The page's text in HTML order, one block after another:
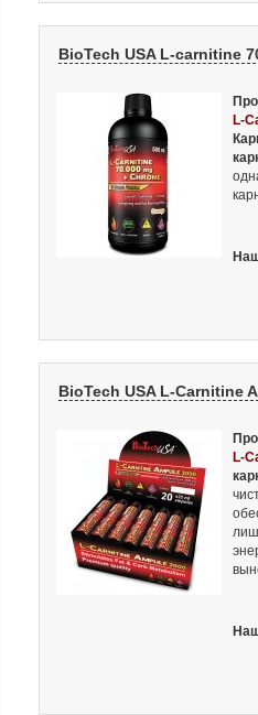
BioTech USA L-carnitine
L-
BioTech USA L-Carnitine
L-